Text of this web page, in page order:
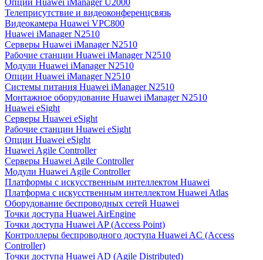
Опции Huawei iManager U2000
Телеприсутствие и видеоконференцсвязь
Видеокамера Huawei VPC800
Huawei iManager N2510
Серверы Huawei iManager N2510
Рабочие станции Huawei iManager N2510
Модули Huawei iManager N2510
Опции Huawei iManager N2510
Системы питания Huawei iManager N2510
Монтажное оборудование Huawei iManager N2510
Huawei eSight
Серверы Huawei eSight
Рабочие станции Huawei eSight
Опции Huawei eSight
Huawei Agile Controller
Серверы Huawei Agile Controller
Модули Huawei Agile Controller
Платформы с искусственным интеллектом Huawei
Платформа с искусственным интеллектом Huawei Atlas
Оборудование беспроводных сетей Huawei
Точки доступа Huawei AirEngine
Точки доступа Huawei AP (Access Point)
Контроллеры беспроводного доступа Huawei AC (Access
Controller)
Точки доступа Huawei AD (Agile Distributed)